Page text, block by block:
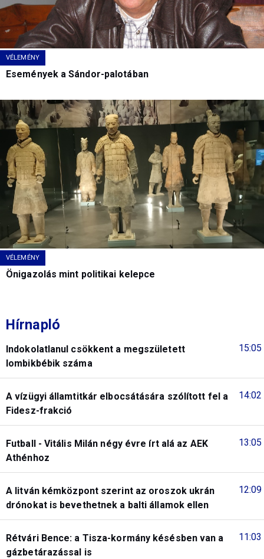
VÉLEMÉNY
Események a Sándor-palotában
VÉLEMÉNY
Önigazolás mint politikai kelepce
Hírnapló
15:05
Indokolatlanul csökkent a megszületett
lombikbébik száma
14:02
A vízügyi államtitkár elbocsátására szólított fel a
Fidesz-frakció
13:05
Futball - Vitális Milán négy évre írt alá az AEK
Athénhoz
12:09
A litván kémközpont szerint az oroszok ukrán
drónokat is bevethetnek a balti államok ellen
11:03
Rétvári Bence: a Tisza-kormány késésben van a
gázbetárazással is